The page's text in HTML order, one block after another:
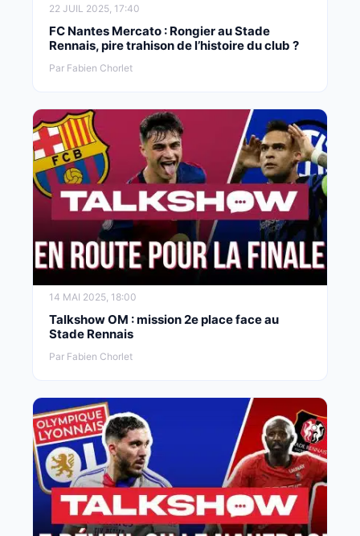
22 JUIL 2025, 17:40
FC Nantes Mercato : Rongier au Stade
Rennais, pire trahison de l’histoire du club ?
Par Fabien Chorlet
14 MAI 2025, 18:00
Talkshow OM : mission 2e place face au
Stade Rennais
Par Fabien Chorlet